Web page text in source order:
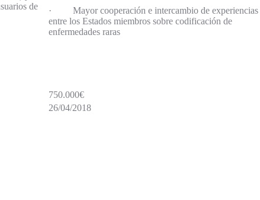
de
· Mayor cooperación e intercambio de experiencias
entre los Estados miembros sobre codificación de
enfermedades raras
750.000€
26/04/2018